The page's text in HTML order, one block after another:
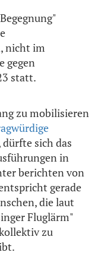
nicht im
gegen
statt.
zu mobilisieren
sich das
in
berichten von
gerade
die laut
Fluglärm"
zu